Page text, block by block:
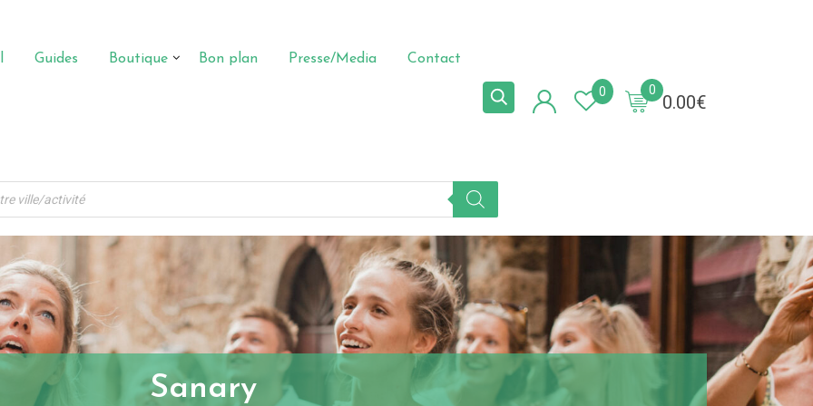
Guides Boutique Bon plan Presse/Media Contact
0.00€
0
0
Sanary